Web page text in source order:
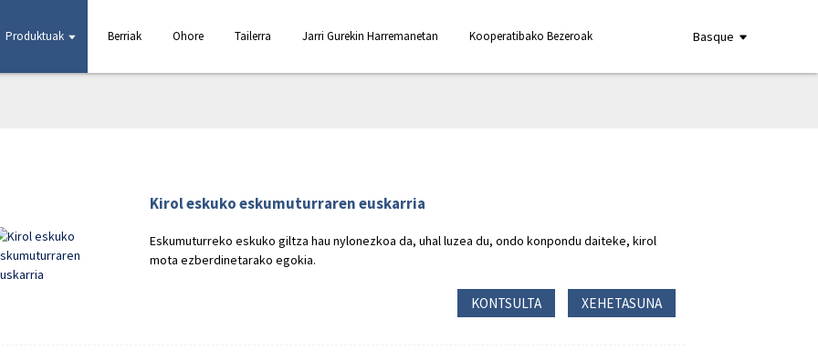
Produktuak Berriak Ohore Tailerra Jarri Gurekin Harremanetan Kooperatibako Bezeroak Basque
Kirol eskuko eskumuturraren euskarria
Eskumuturreko eskuko giltza hau nylonezkoa da, uhal luzea du, ondo konpondu daiteke, kirol
mota ezberdinetarako egokia.
KONTSULTA XEHETASUNA